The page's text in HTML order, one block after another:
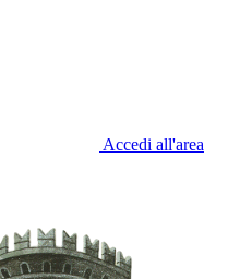
Accedi all'area